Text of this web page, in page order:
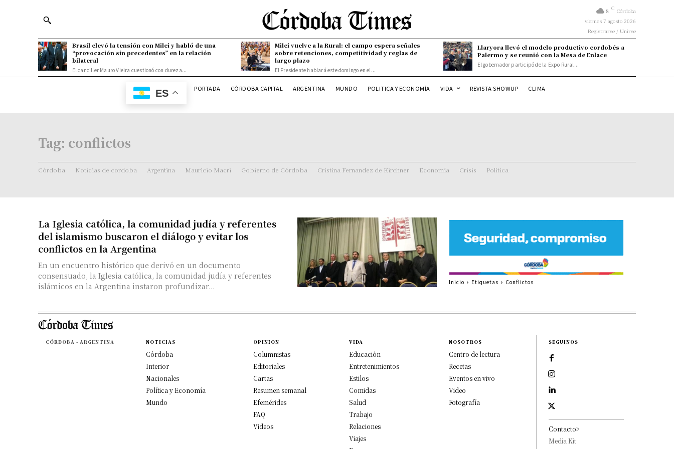
8 C Córdoba
viernes 7 agosto 2026
Registrarse / Unirse
Brasil elevó la tensión con Milei y habló de una
“provocación sin precedentes” en la relación
bilateral
El canciller Mauro Vieira cuestionó con dureza...
Milei vuelve a la Rural: el campo espera señales
sobre retenciones, competitividad y reglas de
largo plazo
El Presidente hablará este domingo en el...
Llaryora llevó el modelo productivo cordobés a
Palermo y se reunió con la Mesa de Enlace
El gobernador participó de la Expo Rural...
ES PORTADA CÓRDOBA CAPITAL ARGENTINA MUNDO POLITICA Y ECONOMÍA VIDA REVISTA SHOWUP CLIMA
Tag: conflictos
Córdoba Noticias de cordoba Argentina Mauricio Macri Gobierno de Córdoba Cristina Fernandez de Kirchner Economía Crisis Politica
La Iglesia católica, la comunidad judía y referentes
del islamismo buscaron el diálogo y evitar los
conflictos en la Argentina
En un encuentro histórico que derivó en un documento
consensuado, la Iglesia católica, la comunidad judía y referentes
islámicos en la Argentina instaron profundizar...
Inicio Etiquetas Conflictos
CÓRDOBA - ARGENTINA NOTICIAS
Córdoba
Interior
Nacionales
Política y Economía
Mundo
OPINION
Columnistas
Editoriales
Cartas
Resumen semanal
Efemérides
FAQ
Videos
VIDA
Educación
Entretenimientos
Estilos
Comidas
Salud
Trabajo
Relaciones
Viajes
NOSOTROS
Centro de lectura
Recetas
Eventos en vivo
Video
Fotografía
SEGUINOS
Contacto>
Media Kit